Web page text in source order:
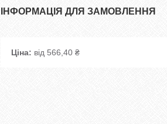
ІНФОРМАЦІЯ ДЛЯ ЗАМОВЛЕННЯ
Ціна: від 566,40 ₴